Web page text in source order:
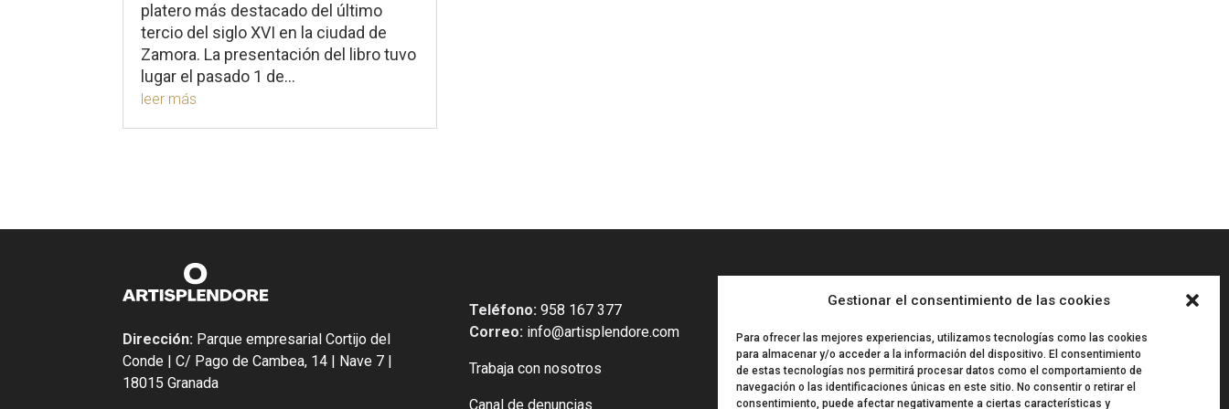
Gestionar el consentimiento de las cookies
Para ofrecer las mejores experiencias, utilizamos tecnologías como las cookies
para almacenar y/o acceder a la información del dispositivo. El consentimiento
de estas tecnologías nos permitirá procesar datos como el comportamiento de
navegación o las identificaciones únicas en este sitio. No consentir o retirar el
consentimiento, puede afectar negativamente a ciertas características y
platero más destacado del último
tercio del siglo XVI en la ciudad de
Zamora. La presentación del libro tuvo
lugar el pasado 1 de...
leer más
Dirección: Parque empresarial Cortijo del
Conde | C/ Pago de Cambea, 14 | Nave 7 |
18015 Granada
Teléfono: 958 167 377
Correo: info@artisplendore.com
Trabaja con nosotros
Canal de denuncias
“ ARTISPLENDORE SLha sido
Desarrollo Regional cuyo objetivo
es Potenciar la investigación, el
desarrollo tecnológico y la
innovación, y gracias al que ha
desarollado y renovado la imagen gráfica, así como